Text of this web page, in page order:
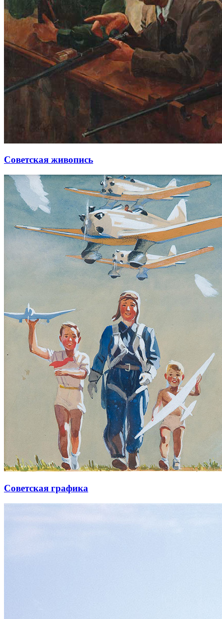
Советская живопись
Советская графика